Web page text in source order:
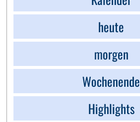
heute
morgen
Wochenende
Highlights